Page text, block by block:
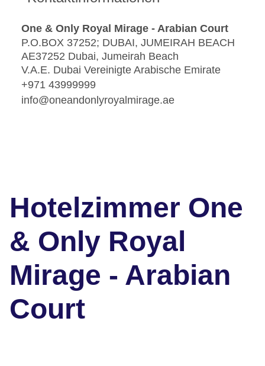
One & Only Royal Mirage - Arabian Court
P.O.BOX 37252; DUBAI, JUMEIRAH BEACH
AE37252 Dubai, Jumeirah Beach
V.A.E. Dubai Vereinigte Arabische Emirate
+971 43999999
info@oneandonlyroyalmirage.ae
Hotelzimmer One
& Only Royal
Mirage - Arabian
Court